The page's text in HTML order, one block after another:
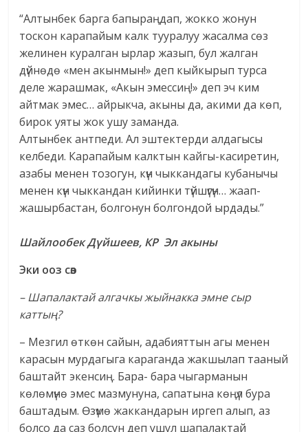
“Алтынбек барга бапыраңдап, жокко жонун
тоскон карапайым калк тууралуу жасалма сөз
желинен куралган ырлар жазып, бул жалган
дүйнөдө «мен акынмын!» деп кыйкырып турса
деле жарашмак, «Акын эмессиң!» деп эч ким
айтмак эмес… айрыкча, акыны да, акими да көп,
бирок уяты жок ушу заманда.
Алтынбек антпеди. Ал эштектерди алдагысы
келбеди. Карапайым калктын кайгы-касиретин,
азабы менен тозогун, күн чыккандагы кубанычы
менен күн чыккандан кийинки түйшүгүн… жаап-
жашырбастан, болгонун болгондой ырдады.”
Шайлообек Дүйшеев, КР Эл акыны
Эки ооз сөз
– Шапалактай алгачкы жыйнакка эмне сыр
каттың?
– Мезгил өткөн сайын, адабияттын агы менен
карасын мурдагыга караганда жакшылап тааный
баштайт экенсиң. Бара- бара чыгарманын
көлөмүнө эмес мазмунуна, сапатына көңүл бура
баштадым. Өзүмө жаккандарын иргеп алып, аз
болсо да саз болсун деп ушул шапалактай